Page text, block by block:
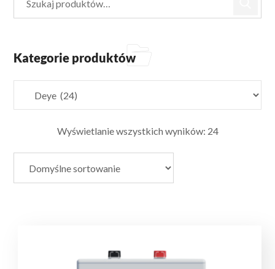
Wyświetlanie wszystkich wyników: 24
Kategorie produktów